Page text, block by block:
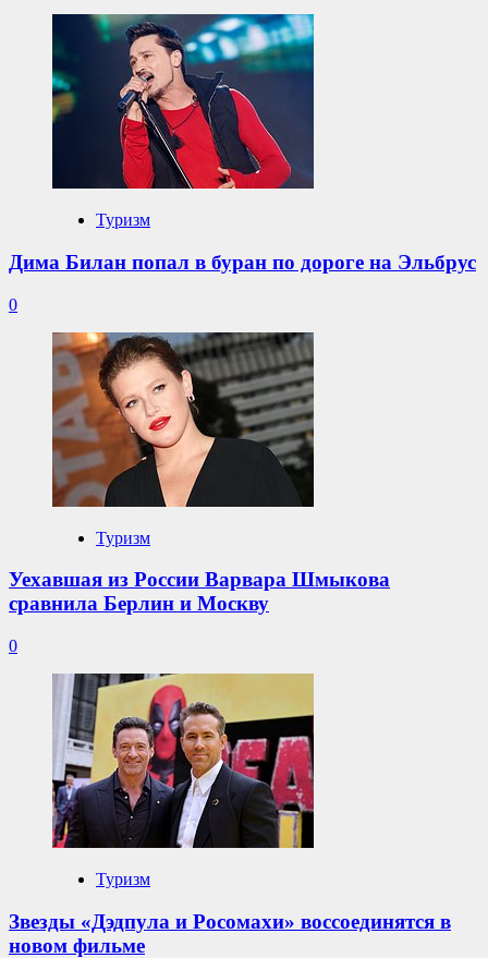
Туризм
Дима Билан попал в буран по дороге на Эльбрус
0
Туризм
Уехавшая из России Варвара Шмыкова
сравнила Берлин и Москву
0
Туризм
Звезды «Дэдпула и Росомахи» воссоединятся в
новом фильме